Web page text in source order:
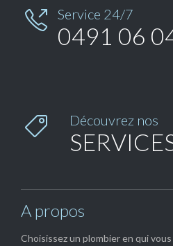
 Service 24/7
0491 06
 Découvrez nos
A propos
Choisissez un plombier en qui